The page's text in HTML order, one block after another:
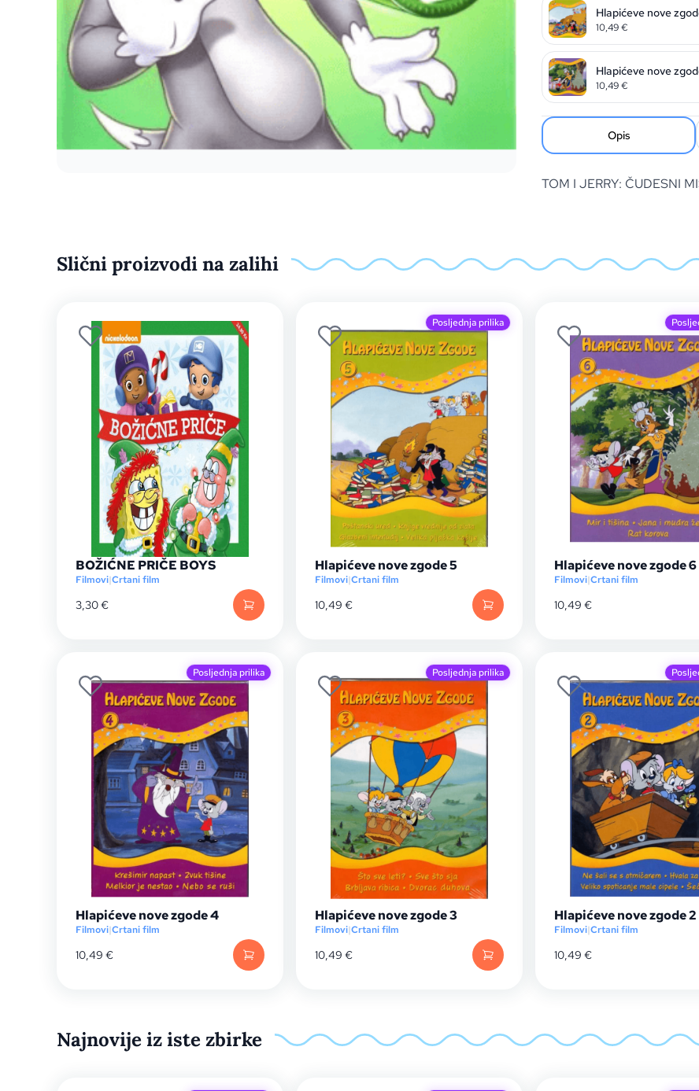
Hlapićeve nove
10,49€
Hlapićeve nove
10,49€
Opis
TOM I JERRY: ČUDESNI
Slični proizvodi na zalihi
BOŽIĆNE PRIČE BOYS
Filmovi|Crtani film
3,30€
Posljednja prilika
Hlapićeve nove zgode 5
Filmovi|Crtani film
10,49 €
Hlapićeve nove zgode 6
Filmovi|Crtani film
10,49 €
Posljednja prilika
Hlapićeve nove zgode 4
Filmovi|Crtani film
10,49 €
Posljednja prilika
Hlapićeve nove zgode 3
Filmovi|Crtani film
10,49 €
Hlapićeve nove zgode 2
Filmovi|Crtani film
10,49 €
Najnovije iz iste zbirke